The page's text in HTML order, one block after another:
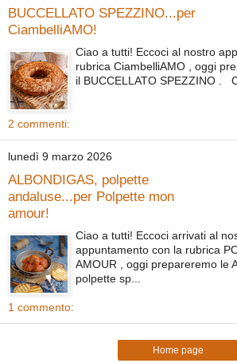
BUCCELLATO SPEZZINO...per
CiambelliAMO!
Ciao a tutti! Eccoci al nostro
rubrica CiambelliAMO , oggi
il BUCCELLATO SPEZZINO .
2 commenti:
lunedì 9 marzo 2026
ALBONDIGAS, polpette
andaluse...per Polpette mon
amour!
Ciao a tutti! Eccoci arrivati al
appuntamento con la rubrica
AMOUR , oggi prepareremo le
polpette sp...
1 commento:
Home page